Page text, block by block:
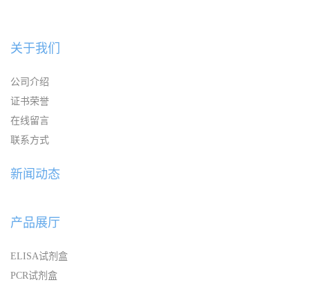
关于我们
公司介绍
证书荣誉
在线留言
联系方式
新闻动态
产品展厅
ELISA试剂盒
PCR试剂盒